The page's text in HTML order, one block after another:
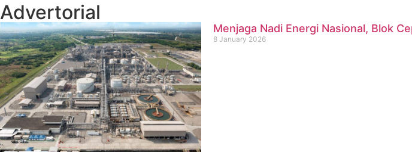
Advertorial
Menjaga Nadi Energi Nasional, Blok
8 January 2026